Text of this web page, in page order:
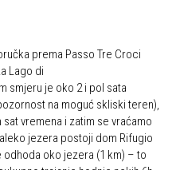
prema Passo Tre Croci
Lago di
smjeru je oko 2 i pol sata
na moguć skliski teren),
vremena i zatim se vraćamo
jezera postoji dom Rifugio
oko jezera (1 km) – to